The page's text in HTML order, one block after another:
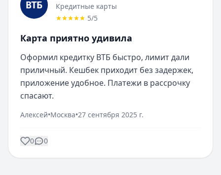
Кредитные карты
5/5
Карта приятно удивила
Оформил кредитку ВТБ быстро, лимит дали
приличный. Кешбек приходит без задержек,
приложение удобное. Платежи в рассрочку
спасают.
Алексей•Москва•27 сентября 2025 г.
0 0